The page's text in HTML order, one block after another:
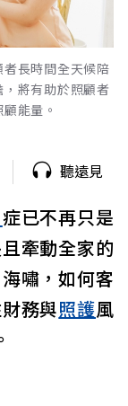
長時間全天候陪
將有助於照顧者
能量。
聽遠見
症已不再只是
牽動全家的
嘯，如何客
務與照護風